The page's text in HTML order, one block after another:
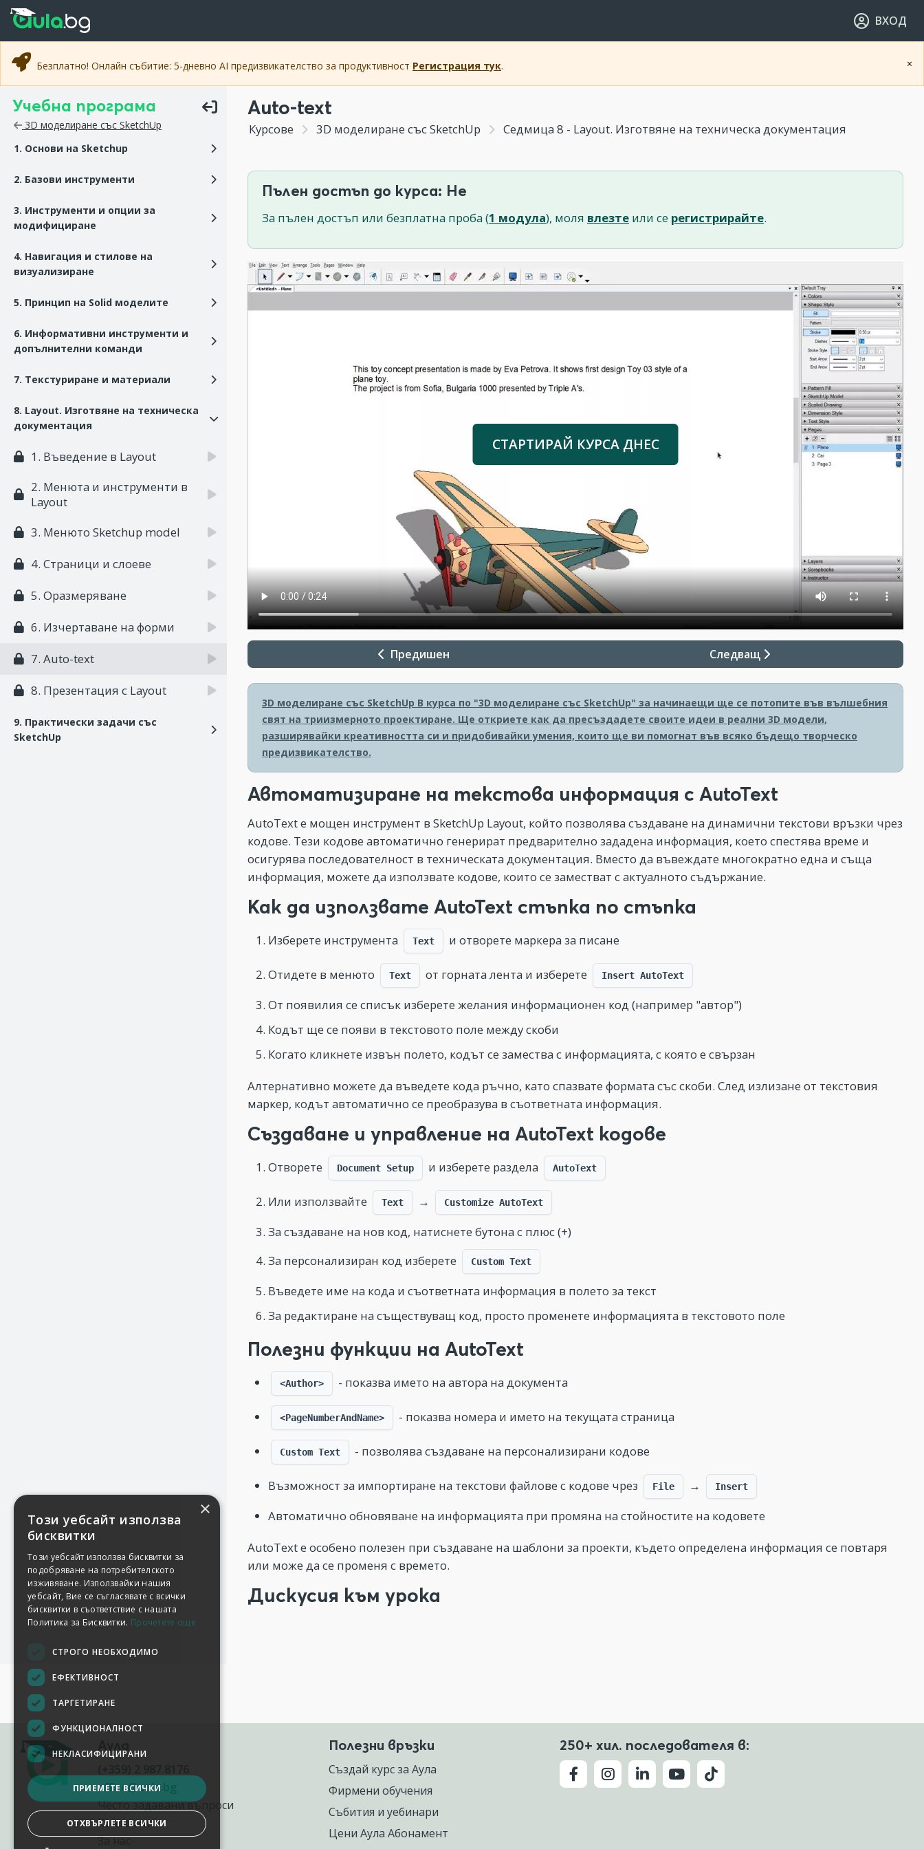
Прескочи към основното съдържание
Прескочи към навигацията
ВХОД
×
Безплатно! Онлайн събитие: 5-дневно AI предизвикателство за продуктивност Регистрация тук.
Учебна програма
3D моделиране със SketchUp
1. Основи на Sketchup
2. Базови инструменти
3. Инструменти и опции за
модифициране
4. Навигация и стилове на
визуализиране
5. Принцип на Solid моделите
6. Информативни инструменти и
допълнителни команди
7. Текстуриране и материали
8. Layout. Изготвяне на техническа
документация
1. Въведение в Layout
2. Менюта и инструменти в
Layout
3. Менюто Sketchup model
4. Страници и слоеве
5. Оразмеряване
6. Изчертаване на форми
7. Auto-text
8. Презентация с Layout
9. Практически задачи със
SketchUp
Auto-text
Курсове 3D моделиране със SketchUp Седмица 8 - Layout. Изготвяне на техническа документация
Пълен достъп до курса: Не
За пълен достъп или безплатна проба (1 модула), моля влезте или се регистрирайте.
СТАРТИРАЙ КУРСА ДНЕС
Предишен Следващ
3D моделиране със SketchUp В курса по "3D моделиране със SketchUp" за начинаещи ще се потопите във вълшебния
свят на триизмерното проектиране. Ще откриете как да пресъздадете своите идеи в реални 3D модели,
разширявайки креативността си и придобивайки умения, които ще ви помогнат във всяко бъдещо творческо
предизвикателство.
Автоматизиране на текстова информация с AutoText
AutoText е мощен инструмент в SketchUp Layout, който позволява създаване на динамични текстови връзки чрез
кодове. Тези кодове автоматично генерират предварително зададена информация, което спестява време и
осигурява последователност в техническата документация. Вместо да въвеждате многократно една и съща
информация, можете да използвате кодове, които се заместват с актуалното съдържание.
Как да използвате AutoText стъпка по стъпка
Изберете инструмента Text и отворете маркера за писане
Отидете в менюто Text от горната лента и изберете Insert AutoText
От появилия се списък изберете желания информационен код (например "автор")
Кодът ще се появи в текстовото поле между скоби
Когато кликнете извън полето, кодът се замества с информацията, с която е свързан
Алтернативно можете да въведете кода ръчно, като спазвате формата със скоби. След излизане от текстовия
маркер, кодът автоматично се преобразува в съответната информация.
Създаване и управление на AutoText кодове
Отворете Document Setup и изберете раздела AutoText
Или използвайте Text → Customize AutoText
За създаване на нов код, натиснете бутона с плюс (+)
За персонализиран код изберете
Custom Text
Въведете име на кода и съответната информация в полето за текст
За редактиране на съществуващ код, просто променете информацията в текстовото поле
Полезни функции на AutoText
<Author> - показва името на автора на документа
<PageNumberAndName> - показва номера и името на текущата страница
Custom Text - позволява създаване на персонализирани кодове
Възможност за импортиране на текстови файлове с кодове чрез File → Insert
Автоматично обновяване на информацията при промяна на стойностите на кодовете
AutoText е особено полезен при създаване на шаблони за проекти, където определена информация се повтаря
или може да се променя с времето.
Дискусия към урока
office@aula.bg
Често задавани въпроси
Контакти
За нас
Полезни връзки
Създай курс за Аула
Фирмени обучения
Събития и уебинари
Цени Аула Абонамент
250+ хил. последователя в:
×
Този уебсайт използва
бисквитки
Този уебсайт използва бисквитки за
подобряване на потребителското
изживяване. Използвайки нашия
уебсайт, Вие се съгласявате с всички
бисквитки в съответствие с нашата
Политика за Бисквитки. Прочетете още
СТРОГО НЕОБХОДИМО
ЕФЕКТИВНОСТ
ТАРГЕТИРАНЕ
ФУНКЦИОНАЛНОСТ
НЕКЛАСИФИЦИРАНИ
ПРИЕМЕТЕ ВСИЧКИ
ОТХВЪРЛЕТЕ ВСИЧКИ